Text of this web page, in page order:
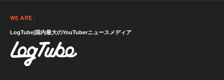
WE ARE :
LogTube|国内最大のYouTuberニュースメディア